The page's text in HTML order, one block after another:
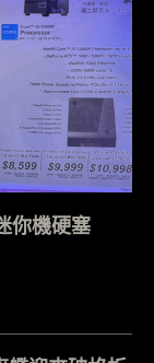
你機硬塞